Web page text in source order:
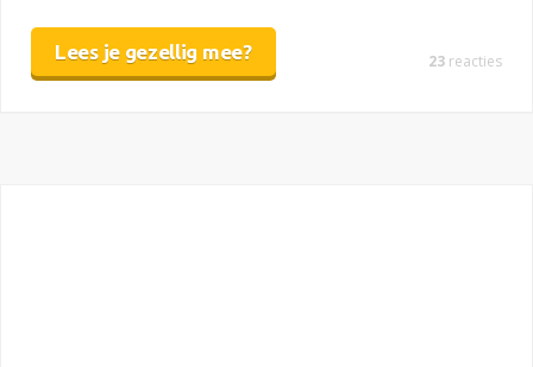
Lees je gezellig mee? 23 reacties